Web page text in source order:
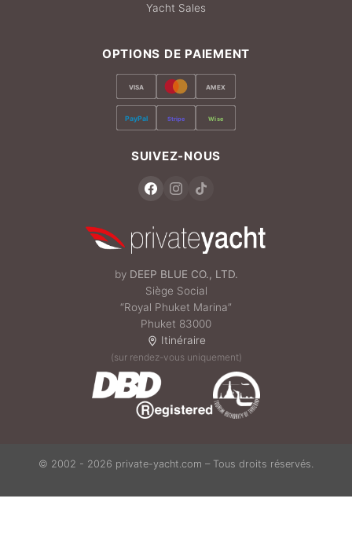
Yacht Sales
OPTIONS DE PAIEMENT
VISA AMEX
PayPal Stripe Wise
SUIVEZ-NOUS
by DEEP BLUE CO., LTD.
Siège Social
“Royal Phuket Marina”
Phuket 83000
Itinéraire
(sur rendez-vous uniquement)
© 2002 - 2026 private-yacht.com – Tous droits réservés.